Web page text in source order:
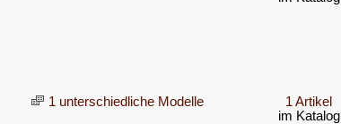
1 unterschiedliche Modelle
1 Artikel
im Katalog